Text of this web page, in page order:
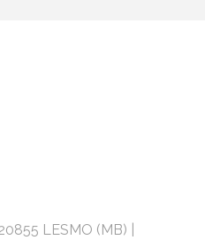
LESMO (MB) |